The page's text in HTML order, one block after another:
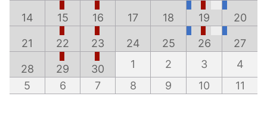
14 15 16 17 18 19 20
21 22 23 24 25 26 27
28 29 30 1 2 3
4
5
6 7 8 9 10 11